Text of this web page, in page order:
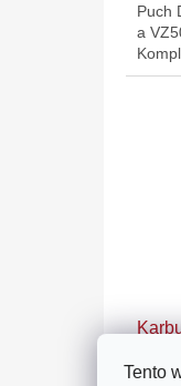
Tento
Puch
a